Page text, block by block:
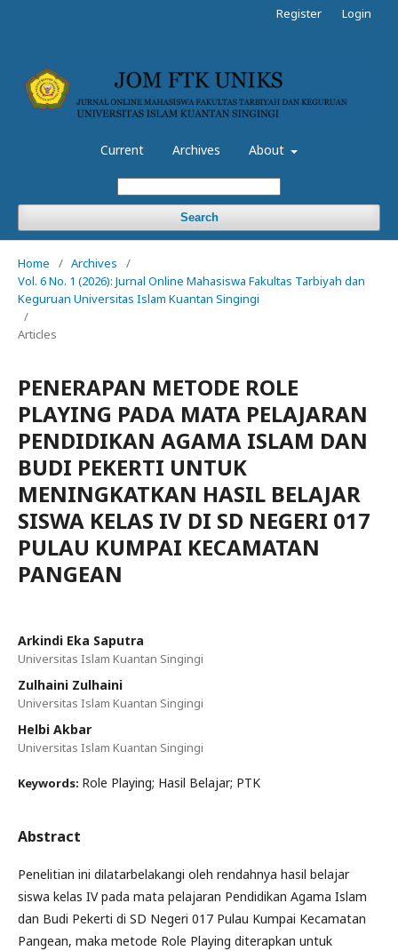
Current Archives About
Search
Register Login
Home / Archives
/
Vol. 6 No. 1 (2026): Jurnal Online Mahasiswa Fakultas Tarbiyah dan
Keguruan Universitas Islam Kuantan Singingi
/
Articles
PENERAPAN METODE ROLE
PLAYING PADA MATA PELAJARAN
PENDIDIKAN AGAMA ISLAM DAN
BUDI PEKERTI UNTUK
MENINGKATKAN HASIL BELAJAR
SISWA KELAS IV DI SD NEGERI 017
PULAU KUMPAI KECAMATAN
PANGEAN
Arkindi Eka Saputra
Universitas Islam Kuantan Singingi
Zulhaini Zulhaini
Universitas Islam Kuantan Singingi
Helbi Akbar
Universitas Islam Kuantan Singingi
Keywords: Role Playing; Hasil Belajar; PTK
Abstract
Penelitian ini dilatarbelakangi oleh rendahnya hasil belajar
siswa kelas IV pada mata pelajaran Pendidikan Agama Islam
dan Budi Pekerti di SD Negeri 017 Pulau Kumpai Kecamatan
Pangean, maka metode Role Playing diterapkan untuk